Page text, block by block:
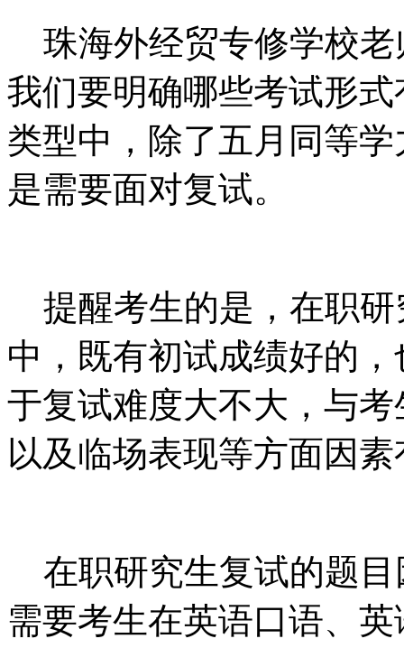
珠海外经贸专修学校老
我们要明确哪些考试形
类型中，除了五月同等
是需要面对复试。
提醒考生的是，在职研
中，既有初试成绩好的
于复试难度大不大，与
以及临场表现等方面因
在职研究生复试的题目
需要考生在英语口语、